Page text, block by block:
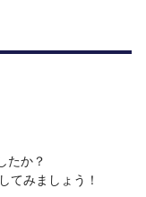
たか？
てみましょう！